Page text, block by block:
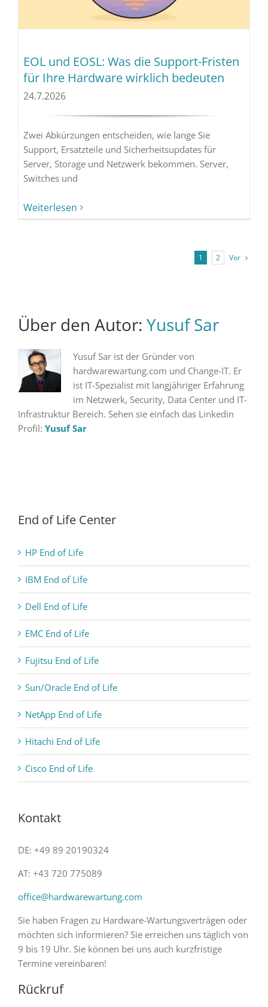
EOL und EOSL: Was die Support-Fristen
für Ihre Hardware wirklich bedeuten
24.7.2026
Zwei Abkürzungen entscheiden, wie lange Sie
Support, Ersatzteile und Sicherheitsupdates für
Server, Storage und Netzwerk bekommen. Server,
Switches und
Weiterlesen
1 2 Vor
Über den Autor: Yusuf Sar
Yusuf Sar ist der Gründer von
hardwarewartung.com und Change-IT. Er
ist IT-Spezialist mit langjähriger Erfahrung
im Netzwerk, Security, Data Center und IT-
Infrastruktur Bereich. Sehen sie einfach das Linkedin
Profil: Yusuf Sar
End of Life Center
HP End of Life
IBM End of Life
Dell End of Life
EMC End of Life
Fujitsu End of Life
Sun/Oracle End of Life
NetApp End of Life
Hitachi End of Life
Cisco End of Life
Kontakt
DE: +49 89 20190324
AT: +43 720 775089
office@hardwarewartung.com
Sie haben Fragen zu Hardware-Wartungsverträgen oder
möchten sich informieren? Sie erreichen uns täglich von
9 bis 19 Uhr. Sie können bei uns auch kurzfristige
Termine vereinbaren!
Rückruf